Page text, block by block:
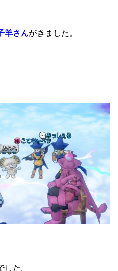
羊さんがきました。
た。